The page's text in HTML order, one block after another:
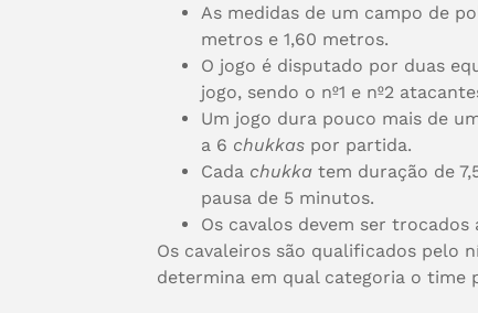
As medidas de um campo de
metros e 1,60 metros.
O jogo é disputado por duas
jogo, sendo o nº1 e nº2
Um jogo dura pouco mais de
a 6 chukkas por partida.
Cada chukka tem duração de
pausa de 5 minutos.
Os cavalos devem ser trocados
Os cavaleiros são qualificados pelo
determina em qual categoria o time